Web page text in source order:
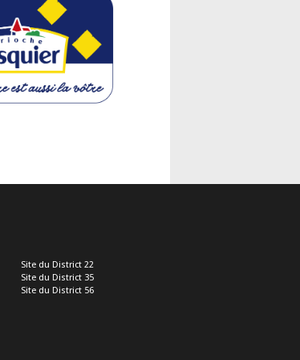
Site du District 22
Site du District 35
Site du District 56